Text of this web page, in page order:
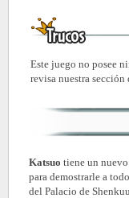
Este juego no posee
revisa nuestra sección
Katsuo tiene un
para demostrarle a
del Palacio de